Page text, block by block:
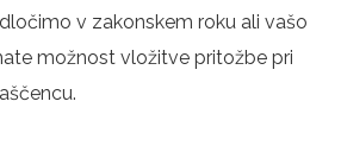
v zakonskem roku ali vašo
možnost vložitve pritožbe pri